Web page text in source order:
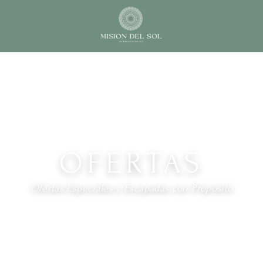
OFERTAS
Ofertas Especiales y Escapadas con Propósito